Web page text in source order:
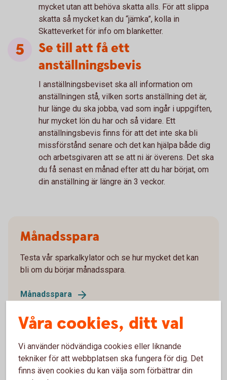
mycket utan att behöva skatta alls. För att slippa
skatta så mycket kan du “jämka”, kolla in
Skatteverket för info om blanketter.
Se till att få ett
anställningsbevis
I anställningsbeviset ska all information om
anställningen stå, vilken sorts anställning det är,
hur länge du ska jobba, vad som ingår i uppgiften,
hur mycket lön du har och så vidare. Ett
anställningsbevis finns för att det inte ska bli
missförstånd senare och det kan hjälpa både dig
och arbetsgivaren att se att ni är överens. Det ska
du få senast en månad efter att du har börjat, om
din anställning är längre än 3 veckor.
Månadsspara
Testa vår sparkalkylator och se hur mycket det kan
bli om du börjar månadsspara.
Månadsspara
En månad utan onödiga
Våra cookies, ditt val
Vi använder nödvändiga cookies eller liknande
tekniker för att webbplatsen ska fungera för dig. Det
finns även cookies du kan välja som förbättrar din